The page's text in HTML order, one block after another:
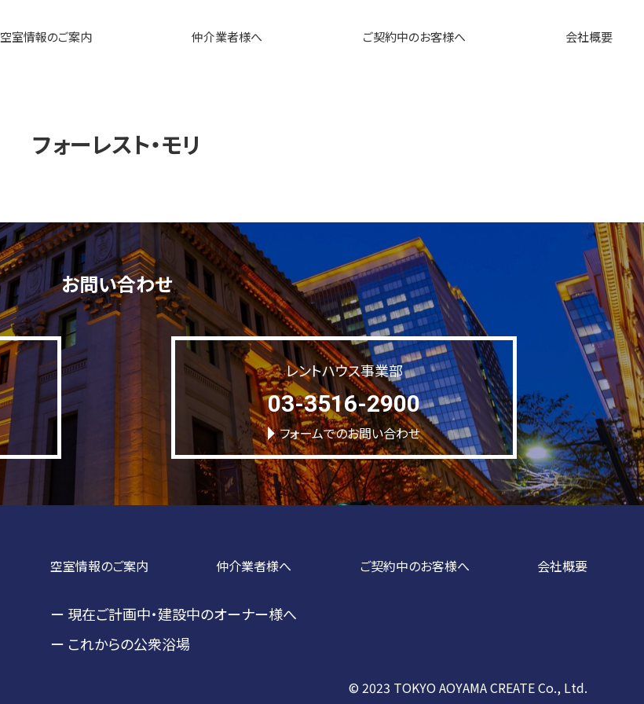
空室情報のご案内 仲介業者様へ ご契約中のお客様へ 会社概要
フォーレスト・モリ
お問い合わせ
レントハウス事業部
03-3516-2900
フォームでのお問い合わせ
空室情報のご案内 仲介業者様へ ご契約中のお客様へ 会社概要
ー 現在ご計画中・建設中のオーナー様へ
ー これからの公衆浴場
© 2023 TOKYO AOYAMA CREATE Co., Ltd.